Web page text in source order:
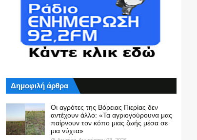
Δημοφιλή άρθρα
Οι αγρότες της Βόρειας Πιερίας δεν
αντέχουν άλλο: «Τα αγριογούρουνα μας
παίρνουν τον κόπο μιας ζωής μέσα σε
μια νύχτα»